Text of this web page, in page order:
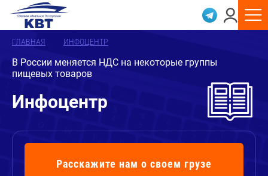
ГЛАВНАЯ ИНФОЦЕНТР
В России меняется НДС на некоторые группы
пищевых товаров
Инфоцентр
Расскажите нам о своем грузе